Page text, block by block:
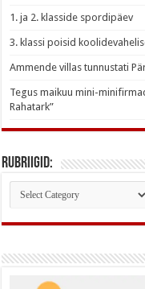
1. ja 2. klasside spordipäev
3. klassi poisid
Ammende villas tunnustati
Tegus maikuu mini-
Rahatark”
Rubriigid:
Rubriigid: